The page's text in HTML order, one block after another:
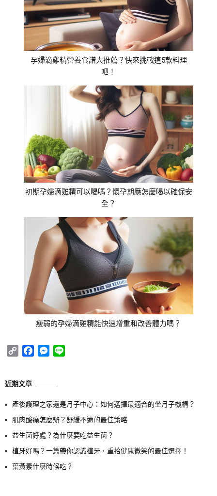
孕婦滴雞精營養食譜大推薦？快來挑戰這5款料理
吧！
初期孕婦滴雞精可以喝嗎？懷孕期應怎麼喝以確保安
全？
瘦弱的孕婦滴雞精能快速增重和改善體力嗎？
Copy
FacebookMessenger
近期文章
產後護理之家還是月子中心：如何選擇最適合的坐月子機構？
肌肉酸痛怎麼辦？舒緩不適的最佳策略
益生菌好處？為什麼要吃益生菌？
植牙好嗎？一篇帶你認識植牙，重拾健康微笑的最佳選擇！
葉黃素什麼時候吃？